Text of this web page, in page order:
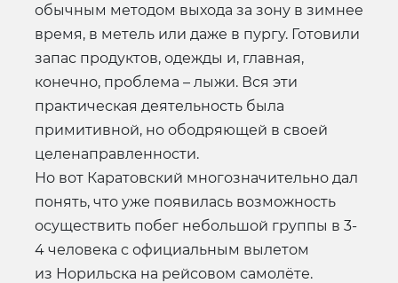
обычным методом выхода за зону в зимнее
время, в метель или даже в пургу. Готовили
запас продуктов, одежды и, главная,
конечно, проблема – лыжи. Вся эти
практическая деятельность была
примитивной, но ободряющей в своей
целенаправленности.
Но вот Каратовский многозначительно дал
понять, что уже появилась возможность
осуществить побег небольшой группы в 3-
4 человека с официальным вылетом
из Норильска на рейсовом самолёте.